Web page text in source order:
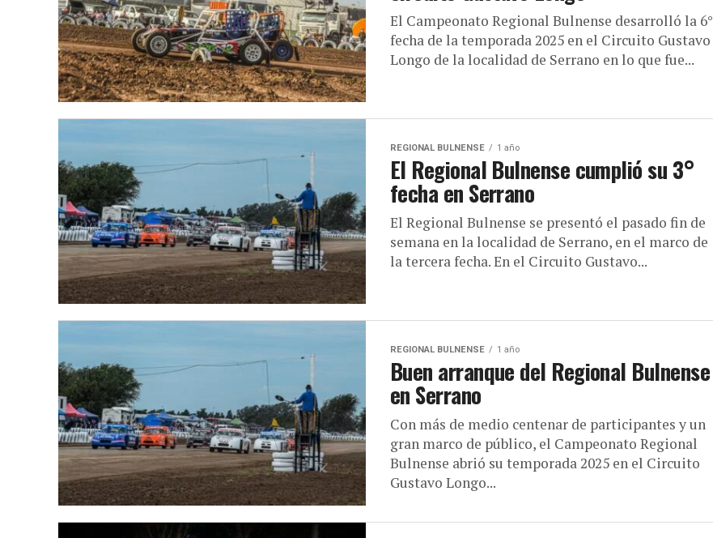
El Campeonato Regional Bulnense desarrolló la 6°
fecha de la temporada 2025 en el Circuito Gustavo
Longo de la localidad de Serrano en lo que fue...
REGIONAL BULNENSE 1 año
El Regional Bulnense cumplió su 3°
fecha en Serrano
El Regional Bulnense se presentó el pasado fin de
semana en la localidad de Serrano, en el marco de
la tercera fecha. En el Circuito Gustavo...
REGIONAL BULNENSE 1 año
Buen arranque del Regional Bulnense
en Serrano
Con más de medio centenar de participantes y un
gran marco de público, el Campeonato Regional
Bulnense abrió su temporada 2025 en el Circuito
Gustavo Longo...